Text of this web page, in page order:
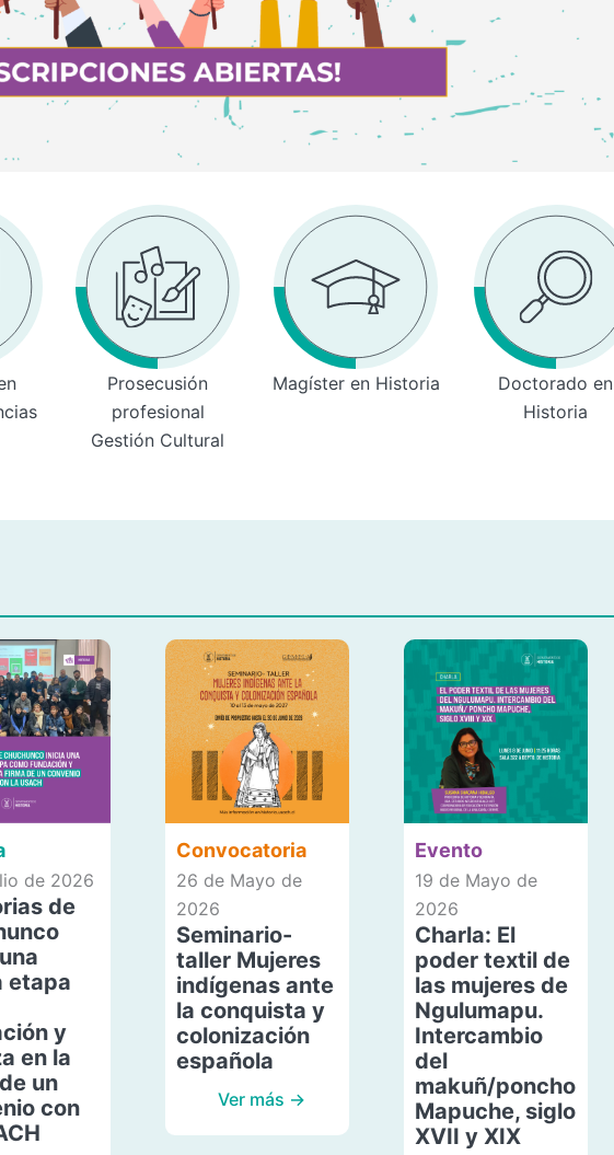
Prosecusión
profesional
Gestión Cultural
Magíster en Historia
Doctorado en
Historia
de 2026
de
etapa
y
en la
un
con
Convocatoria
26 de Mayo de
2026
Seminario-
taller Mujeres
indígenas ante
la conquista y
colonización
española
Ver más →
Evento
19 de Mayo de
2026
Charla: El
poder textil de
las mujeres de
Ngulumapu.
Intercambio
del
makuñ/poncho
Mapuche, siglo
XVII y XIX